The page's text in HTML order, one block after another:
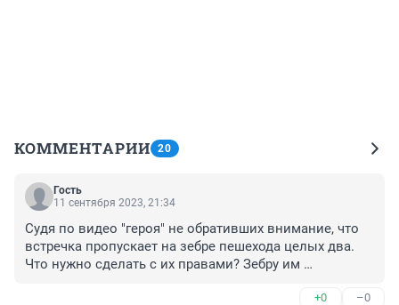
КОММЕНТАРИИ 20
Гость
11 сентября 2023, 21:34
Судя по видео "героя" не обративших внимание, что
встречка пропускает на зебре пешехода целых два.
Что нужно сделать с их правами? Зебру им
+0 –0